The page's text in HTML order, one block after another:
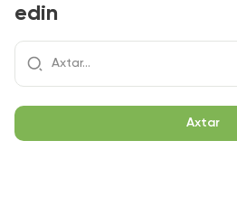
edin
Axtar